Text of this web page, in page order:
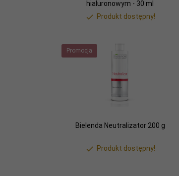
hialuronowym - 30 ml
Produkt dostępny!
Promocja
Bielenda Neutralizator 200 g
Produkt dostępny!